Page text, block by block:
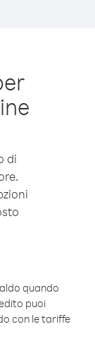
di
quando
puoi
con le tariffe